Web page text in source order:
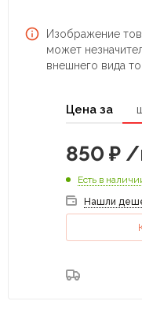
Изображение
может
внешнего вида
Цена за
850 ₽ /
Есть в
Нашли